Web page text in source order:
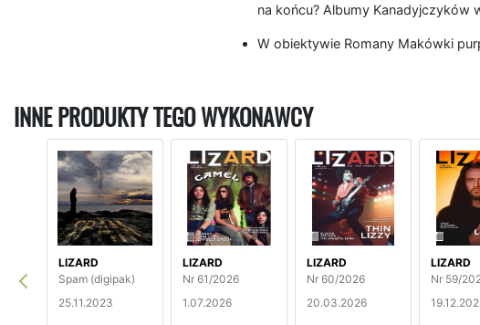
na końcu? Albumy Kanadyjczyków
W obiektywie Romany Makówki
INNE PRODUKTY TEGO WYKONAWCY
LIZARD
Spam (digipak)
25.11.2023
LIZARD
Nr 61/2026
1.07.2026
LIZARD
Nr 60/2026
20.03.2026
LIZARD
Nr 59/